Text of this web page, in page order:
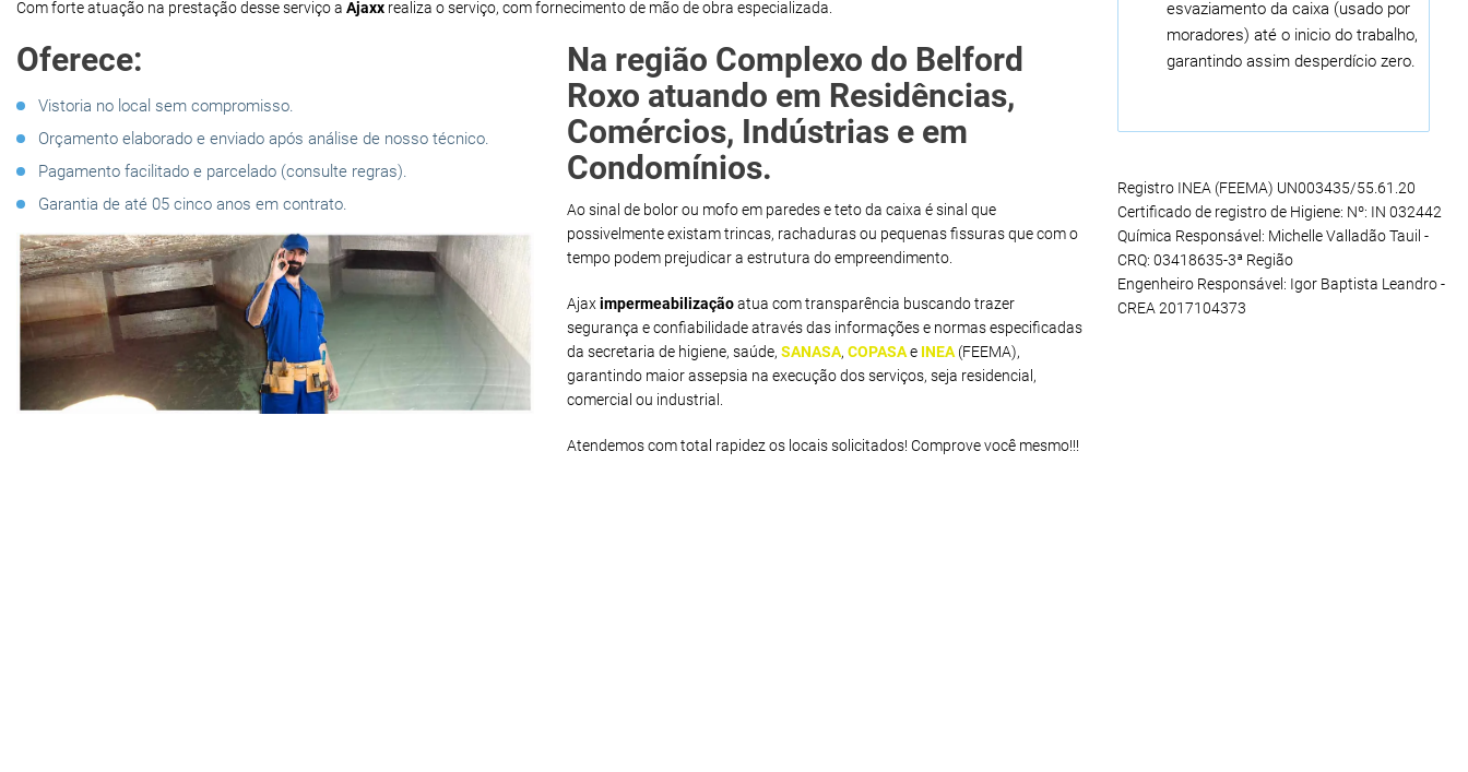
Com forte atuação na prestação desse serviço a Ajaxx realiza o serviço, com fornecimento de mão de obra especializada.
Oferece:
Vistoria no local sem compromisso.
Orçamento elaborado e enviado após análise de nosso técnico.
Pagamento facilitado e parcelado (consulte regras).
Garantia de até 05 cinco anos em contrato.
Na região Complexo do Belford
Roxo atuando em Residências,
Comércios, Indústrias e em
Condomínios.
Ao sinal de bolor ou mofo em paredes e teto da caixa é sinal que
possivelmente existam trincas, rachaduras ou pequenas fissuras que com o
tempo podem prejudicar a estrutura do empreendimento.
Ajaximpermeabilizaçãoatua com transparência buscando trazer
segurança e confiabilidade através das informações e normas especificadas
da secretaria de higiene, saúde, SANASA, COPASAe INEA(FEEMA),
garantindo maior assepsia na execução dos serviços, seja residencial,
comercial ou industrial.
Atendemos com total rapidez os locais solicitados! Comprove você mesmo!!!
esvaziamento da caixa (usado por
moradores) até o inicio do trabalho,
garantindo assim desperdício zero.
Registro INEA (FEEMA) UN003435/55.61.20
Certificado de registro de Higiene: Nº: IN 032442
Química Responsável: Michelle Valladão Tauil -
CRQ: 03418635-3ª Região
Engenheiro Responsável: Igor Baptista Leandro -
CREA 2017104373